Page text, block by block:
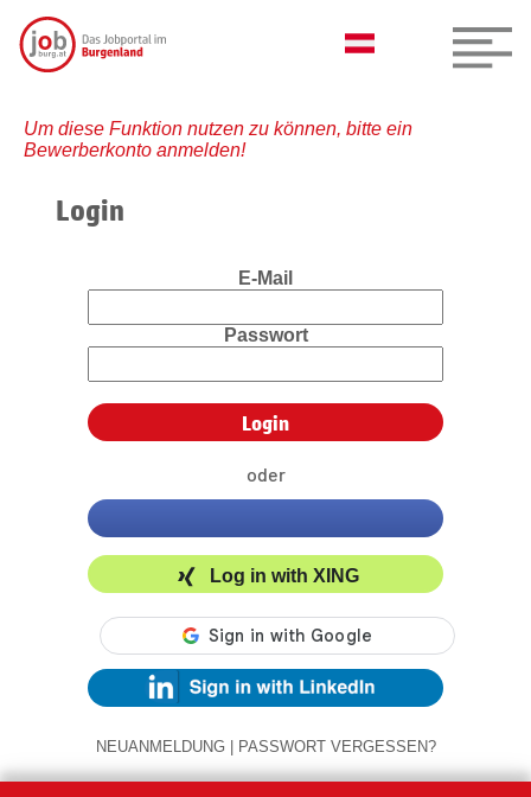
Um diese Funktion nutzen zu können, bitte ein
Bewerberkonto anmelden!
Login
E-Mail
Passwort
oder
Log in with XING
NEUANMELDUNG | PASSWORT VERGESSEN?